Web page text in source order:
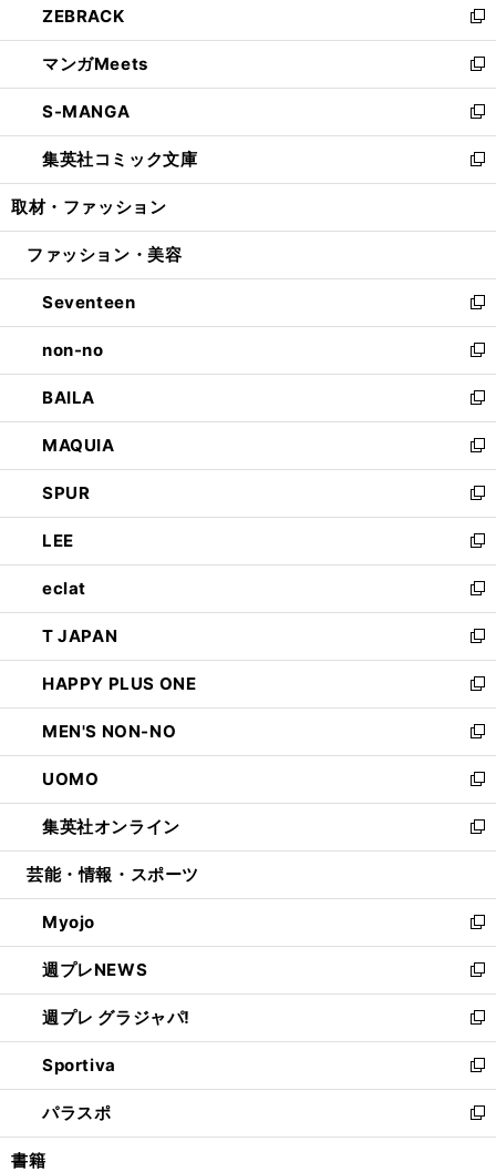
く
で
開
く
ド
ウ
で
開
く
ィ
ン
ド
ウ
で
開
く
い
ウ
ィ
ン
ド
ウ
で
開
ZEBRACK
新
し
い
ウ
ィ
ン
ド
ウ
開
マンガMeets
新
し
い
ウ
ィ
ン
ウ
開
く
S-MANGA
新
し
い
ウ
ン
ウ
で
開
く
集英社コミック文庫
新
し
ウ
ン
ド
ウ
で
開
く
取材・ファッション
ファッション・美容
Seventeen
新
し
い
ウ
ィ
ン
ド
ウ
で
開
く
non-no
新
し
い
ウ
ィ
ン
ド
ウ
で
開
く
BAILA
新
し
い
ウ
ィ
ン
ド
ウ
で
開
く
MAQUIA
新
し
い
ウ
ィ
ン
ド
ウ
で
開
く
SPUR
新
し
い
ウ
ィ
ン
ド
ウ
で
開
く
LEE
新
し
い
ウ
ィ
ン
ド
ウ
で
開
く
eclat
新
し
い
ウ
ィ
ン
ド
ウ
で
開
く
T JAPAN
新
し
い
ウ
ィ
ン
ド
ウ
で
開
HAPPY PLUS ONE
新
し
い
ウ
ィ
ン
ド
ウ
開
く
MEN'S NON-NO
新
し
い
ウ
ィ
ン
ウ
で
開
く
UOMO
新
し
い
ウ
ン
ド
ウ
で
開
く
集英社オンライン
新
し
ウ
ィ
ン
ド
ウ
で
開
く
芸能・情報・スポーツ
Myojo
新
し
い
ウ
ィ
ン
ド
ウ
で
開
週プレNEWS
新
し
い
ウ
ィ
ン
ド
ウ
週プレ グラジャパ!
新
し
い
ウ
ィ
ン
Sportiva
新
し
い
ウ
パラスポ
新
し
書籍